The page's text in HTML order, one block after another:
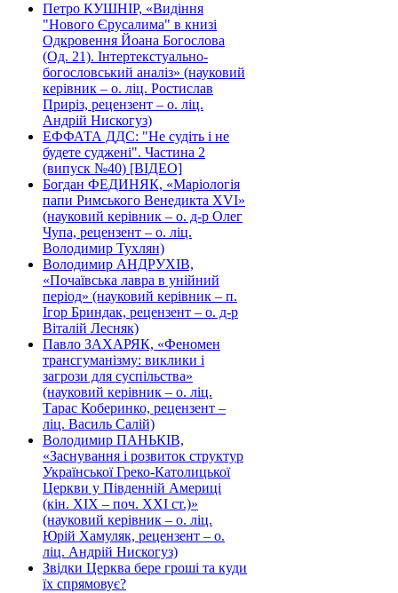
Петро КУШНІР, «Видіння
"Нового Єрусалима" в книзі
Одкровення Йоана Богослова
(Од. 21). Інтертекстуально-
богословський аналіз» (науковий
керівник – о. ліц. Ростислав
Приріз, рецензент – о. ліц.
Андрій Нискогуз)
ЕФФАТА ДДС: "Не судіть і не
будете суджені". Частина 2
(випуск №40) [ВІДЕО]
Богдан ФЕДИНЯК, «Маріологія
папи Римського Венедикта XVI»
(науковий керівник – о. д-р Олег
Чупа, рецензент – о. ліц.
Володимир Тухлян)
Володимир АНДРУХІВ,
«Почаївська лавра в унійний
період» (науковий керівник – п.
Ігор Бриндак, рецензент – о. д-р
Віталій Лесняк)
Павло ЗАХАРЯК, «Феномен
трансгуманізму: виклики і
загрози для суспільства»
(науковий керівник – о. ліц.
Тарас Коберинко, рецензент –
ліц. Василь Салій)
Володимир ПАНЬКІВ,
«Заснування і розвиток структур
Української Греко-Католицької
Церкви у Південній Америці
(кін. ХІХ – поч. ХХІ ст.)»
(науковий керівник – о. ліц.
Юрій Хамуляк, рецензент – о.
ліц. Андрій Нискогуз)
Звідки Церква бере гроші та куди
їх спрямовує?